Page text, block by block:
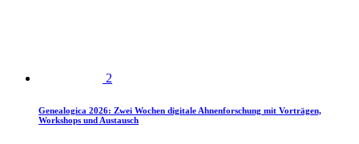
2
Genealogica 2026: Zwei Wochen digitale Ahnenforschung mit Vorträgen,
Workshops und Austausch